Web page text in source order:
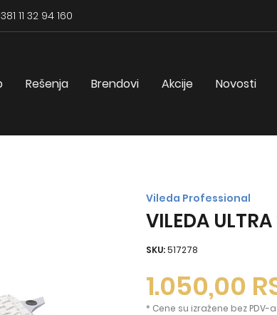
11 32 94 160
Rešenja Brendovi Akcije Novosti
Vileda Professional
VILEDA
SKU:517278
1.050,00
* Cene su izražene bez PDV-a